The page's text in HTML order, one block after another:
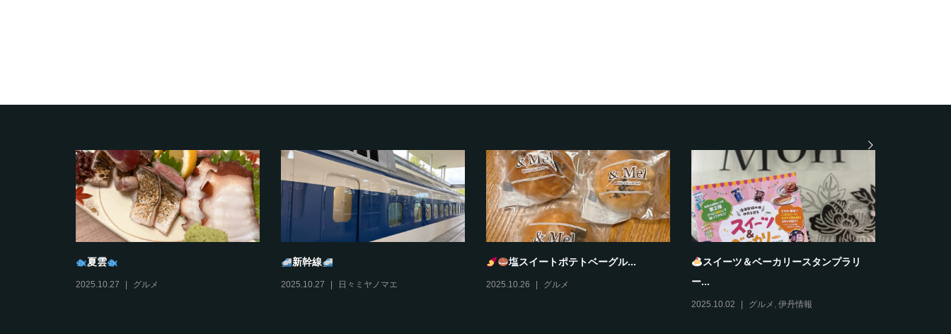
夏雲
2025.10.27 グルメ
新幹線
2025.10.27 日々ミヤノマエ
塩スイートポテトベーグル...
2025.10.26 グルメ
スイーツ＆ベーカリースタンプラリ
ー...
2025.10.02 グルメ , 伊丹情報